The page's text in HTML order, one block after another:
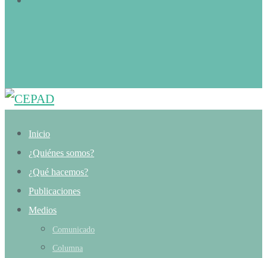
Inicio
¿Quiénes somos?
¿Qué hacemos?
Publicaciones
Medios
Comunicado
Columna